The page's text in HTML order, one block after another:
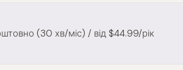
(30 хв/міс) / від $44.99/рік